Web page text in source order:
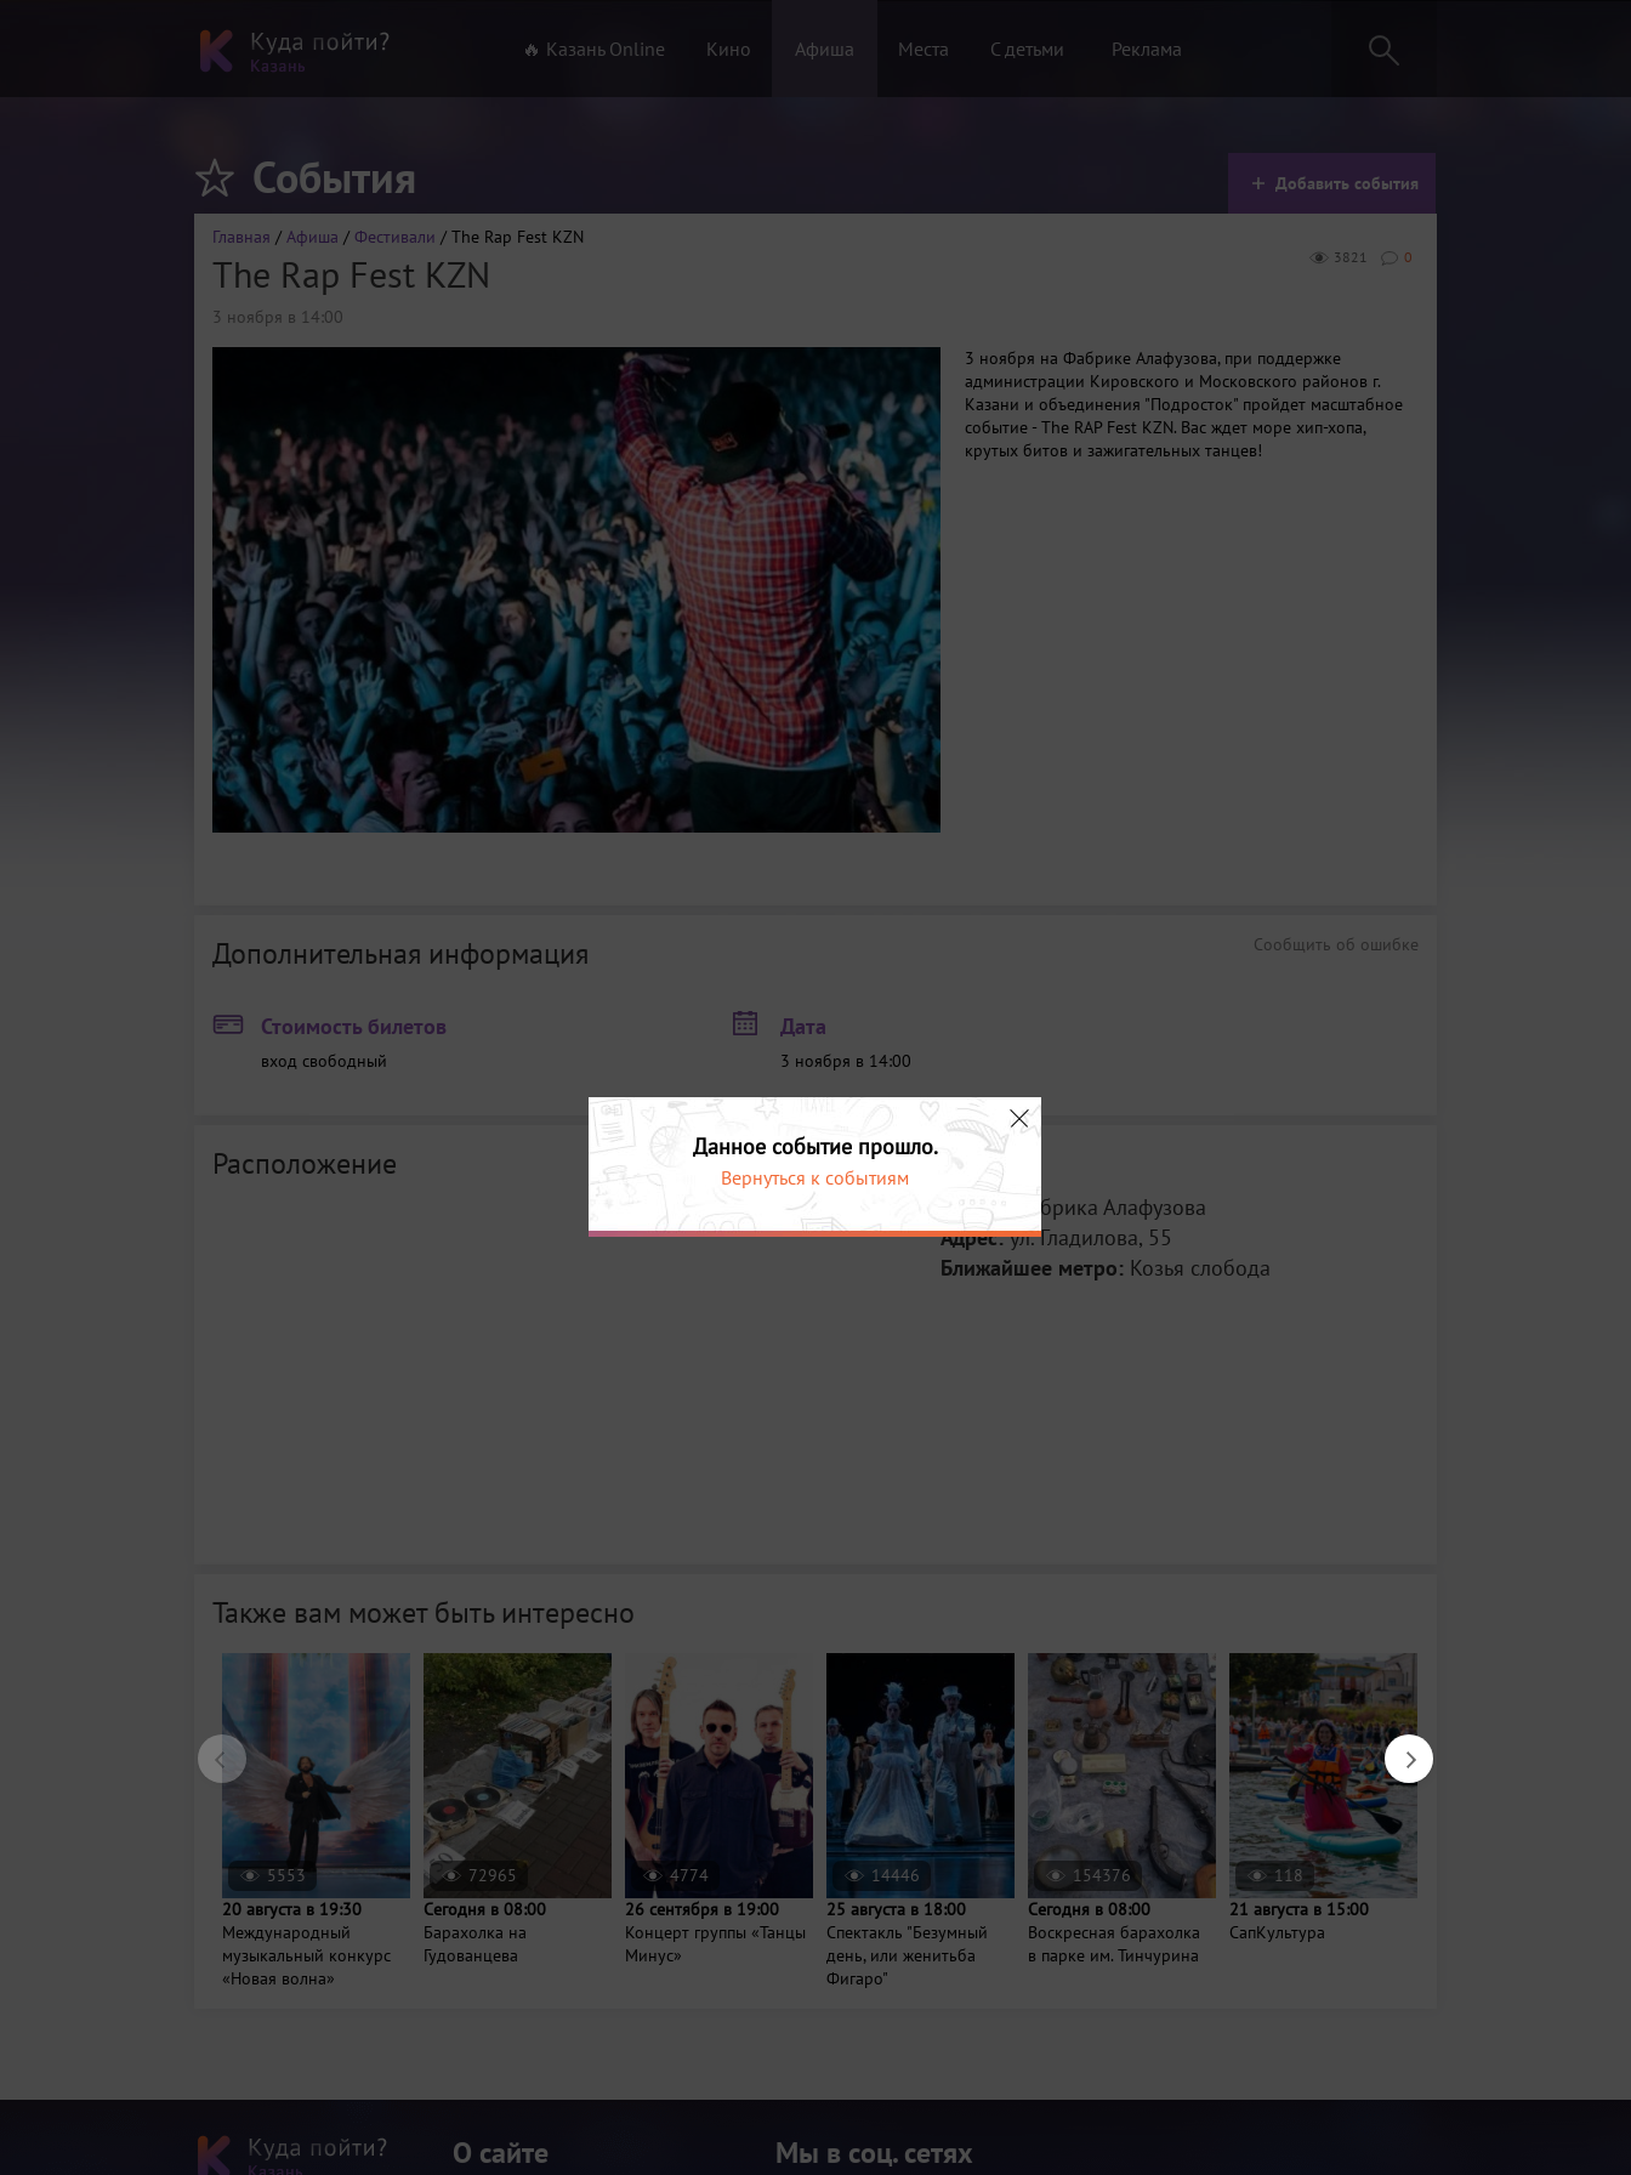
🔥 Казань Online Кино Афиша Места С детьми Реклама
События Добавить события
Главная / Афиша / Фестивали / The Rap Fest KZN
0
3821
The Rap Fest KZN
3 ноября в 14:00
3 ноября на Фабрике Алафузова, при поддержке
администрации Кировского и Московского районов г.
Казани и объединения "Подросток" пройдет масштабное
событие - The RAP Fest KZN. Вас ждет море хип-хопа,
крутых битов и зажигательных танцев!
Сообщить об ошибке
Дополнительная информация
Стоимость билетов
вход свободный
Дата
3 ноября в 14:00
Расположение
Место:
Фабрика Алафузова
Адрес:ул. Гладилова, 55
Ближайшее метро: Козья слобода
Также вам может быть интересно
5553
20 августа в 19:30
Международный
музыкальный конкурс
«Новая волна»
72965
Сегодня в 08:00
Барахолка на
Гудованцева
4774
26 сентября в 19:00
Концерт группы «Танцы
Минус»
14446
25 августа в 18:00
Спектакль "Безумный
день, или женитьба
Фигаро"
154376
Сегодня в 08:00
Воскресная барахолка
в парке им. Тинчурина
118
21 августа в 15:00
СапКультура
Данное событие прошло.
Вернуться к событиям
О сайте Мы в соц. сетях